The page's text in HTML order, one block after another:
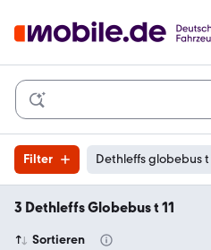
Filter Dethleffs globebus t
3 Dethleffs Globebus t 11
Sortieren